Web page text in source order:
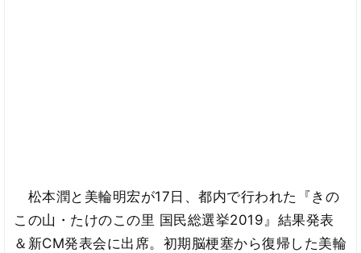
松本潤と美輪明宏が17日、都内で行われた『きの
この山・たけのこの里 国民総選挙2019』結果発表
＆新CM発表会に出席。初期脳梗塞から復帰した美輪